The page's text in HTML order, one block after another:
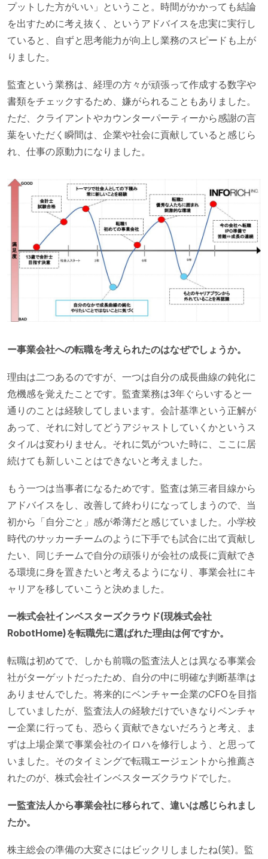
プットした方がいい」ということ。時間がかかっても結論
を出すために考え抜く、というアドバイスを忠実に実行し
ていると、自ずと思考能力が向上し業務のスピードも上が
りました。
監査という業務は、経理の方々が頑張って作成する数字や
書類をチェックするため、嫌がられることもありました。
ただ、クライアントやカウンターパーティーから感謝の言
葉をいただく瞬間は、企業や社会に貢献していると感じら
れ、仕事の原動力になりました。
ー事業会社への転職を考えられたのはなぜでしょうか。
理由は二つあるのですが、一つは自分の成長曲線の鈍化に
危機感を覚えたことです。監査業務は3年ぐらいすると一
通りのことは経験してしまいます。会計基準という正解が
あって、それに対してどうアジャストしていくかというス
タイルは変わりません。それに気がついた時に、ここに居
続けても新しいことはできないと考えました。
もう一つは当事者になるためです。監査は第三者目線から
アドバイスをし、改善して終わりになってしまうので、当
初から「自分ごと」感が希薄だと感じていました。小学校
時代のサッカーチームのように下手でも試合に出て貢献し
たい、同じチームで自分の頑張りが会社の成長に貢献でき
る環境に身を置きたいと考えるようになり、事業会社にキ
ャリアを移していこうと決めました。
ー株式会社インベスターズクラウド(現株式会社
RobotHome)を転職先に選ばれた理由は何ですか。
転職は初めてで、しかも前職の監査法人とは異なる事業会
社がターゲットだったため、自分の中に明確な判断基準は
ありませんでした。将来的にベンチャー企業のCFOを目指
していましたが、監査法人の経験だけでいきなりベンチャ
ー企業に行っても、恐らく貢献できないだろうと考え、ま
ずは上場企業で事業会社のイロハを修行しよう、と思って
いました。そのタイミングで転職エージェントから推薦さ
れたのが、株式会社インベスターズクラウドでした。
ー監査法人から事業会社に移られて、違いは感じられまし
たか。
株主総会の準備の大変さにはビックリしましたね(笑)。監